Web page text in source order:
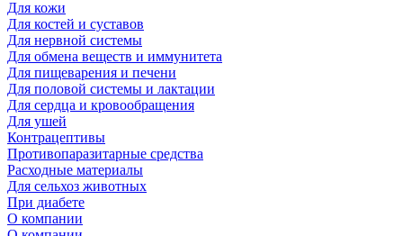
Для кожи
Для костей и суставов
Для нервной системы
Для обмена веществ и иммунитета
Для пищеварения и печени
Для половой системы и лактации
Для сердца и кровообращения
Для ушей
Контрацептивы
Противопаразитарные средства
Расходные материалы
Для сельхоз животных
При диабете
О компании